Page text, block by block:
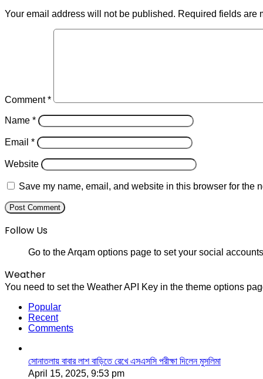
Your email address will not be published. Required fields are
Comment*
Name *
Email *
Website
Save my name, email, and website in this browser for the
Follow Us
Go to the Arqam options page to set your social
Weather
You need to set the Weather API Key in the theme options
Popular
Recent
Comments
সোনাতলায় বাবার লাশ বাড়িতে রেখে এসএসসি পরীক্ষা দিলেন মুসলিমা
April 15, 2025, 9:53 pm